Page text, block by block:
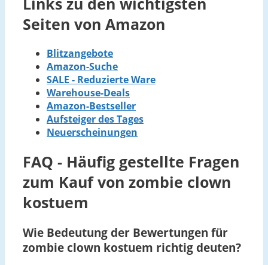
Seiten von Amazon
Blitzangebote
Amazon-Suche
SALE - Reduzierte Ware
Warehouse-Deals
Amazon-Bestseller
Aufsteiger des Tages
Neuerscheinungen
FAQ - Häufig gestellte Fragen
zum Kauf von zombie clown
kostuem
Wie Bedeutung der Bewertungen für
zombie clown kostuem richtig deuten?